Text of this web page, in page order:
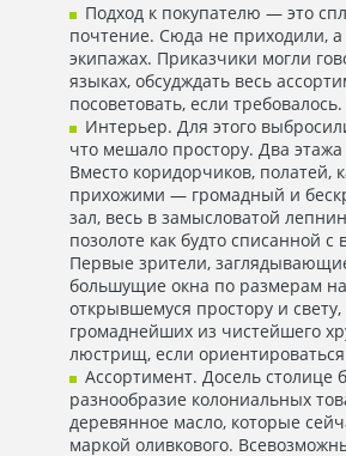
Подход к покупателю — это
почтение. Сюда не приходили,
экипажах. Приказчики могли
языках, обсудждать весь
посоветовать, если требовалось.
Интерьер. Для этого
что мешало простору. Два
Вместо коридорчиков, полатей,
прихожими — громадный и
зал, весь в замысловатой
позолоте как будто списанной с
Первые зрители,
большущие окна по размерам
открывшемуся простору и
громаднейших из чистейшего
люстрищ, если
Ассортимент. Досель столице
разнообразие колониальных
деревянное масло, которые
маркой оливкового.